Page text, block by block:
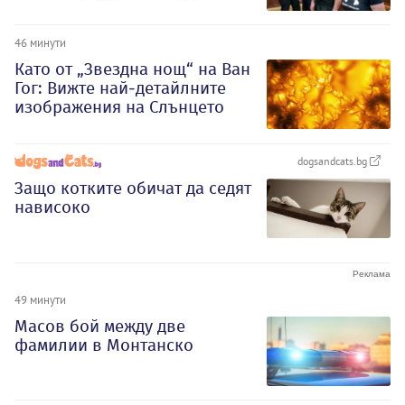
46 минути
Като от „Звездна нощ“ на Ван
Гог: Вижте най-детайлните
изображения на Слънцето
dogsandcats.bg
Защо котките обичат да седят
нависоко
49 минути
Масов бой между две
фамилии в Монтанско